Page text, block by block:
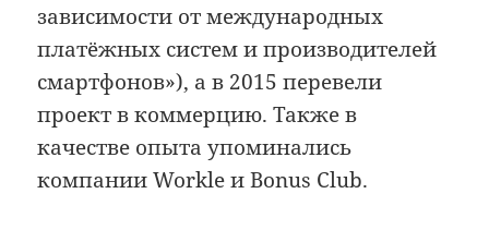
зависимости от международных
платёжных систем и производителей
смартфонов»), а в 2015 перевели
проект в коммерцию. Также в
качестве опыта упоминались
компании Workle и Bonus Club.